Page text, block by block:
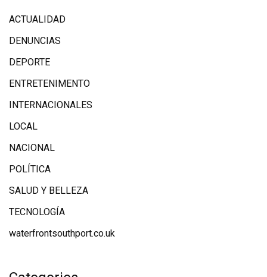
ACTUALIDAD
DENUNCIAS
DEPORTE
ENTRETENIMENTO
INTERNACIONALES
LOCAL
NACIONAL
POLÍTICA
SALUD Y BELLEZA
TECNOLOGÍA
waterfrontsouthport.co.uk